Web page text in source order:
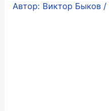
Автор: Виктор Быков /